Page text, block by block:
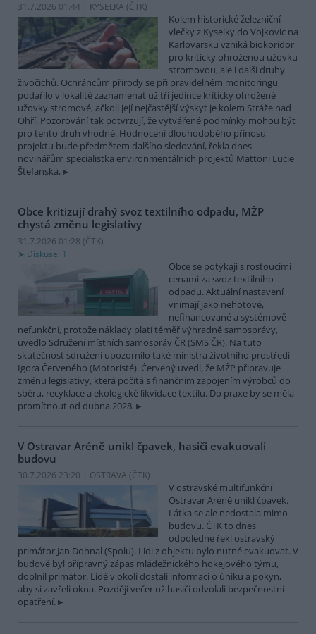
31.7.2026 01:44 | KYSELKA (ČTK)
Kolem historické železniční
vlečky z Kyselky do Vojkovic na
Karlovarsku vzniká biokoridor
pro kriticky ohroženou užovku
stromovou, ale i další druhy
živočichů. Ochráncům přírody se při pravidelném monitoringu
podařilo v lokalitě zaznamenat už tři jedince kriticky ohrožené
užovky stromové, ačkoli její nejčastější výskyt je kolem Stráže nad
Ohří. Pozorování tak potvrzují, že vytvářené podmínky mohou být
pro tento druh vhodné. Hodnocení dlouhodobého přínosu
projektu bude předmětem dalšího sledování, řekla dnes
novinářům specialistka environmentálních projektů Mattoni Lucie
Štefanská.
Obce kritizují drahý svoz textilního odpadu, MŽP
chystá změnu legislativy
31.7.2026 01:28 (ČTK)
Diskuse: 1
Obce se potýkají s rostoucími
cenami za svoz textilního
odpadu. Aktuální nastavení
vnímají jako nehotové,
nefinancované a systémově
nefunkční, protože náklady platí téměř výhradně samosprávy,
uvedlo Sdružení místních samospráv ČR (SMS ČR). Na tuto
skutečnost sdružení upozornilo také ministra životního prostředí
Igora Červeného (Motoristé). Červený uvedl, že MŽP připravuje
změnu legislativy, která počítá s finančním zapojením výrobců do
sběru, recyklace a ekologické likvidace textilu. Do praxe by se měla
promítnout od dubna 2028.
V Ostravar Aréně unikl čpavek, hasiči evakuovali
budovu
30.7.2026 23:20 | OSTRAVA (ČTK)
V ostravské multifunkční
Ostravar Aréně unikl čpavek.
Látka se ale nedostala mimo
budovu. ČTK to dnes
odpoledne řekl ostravský
primátor Jan Dohnal (Spolu). Lidi z objektu bylo nutné evakuovat. V
budově byl přípravný zápas mládežnického hokejového týmu,
doplnil primátor. Lidé v okolí dostali informaci o úniku a pokyn,
aby si zavřeli okna. Později večer už hasiči odvolali bezpečnostní
opatření.